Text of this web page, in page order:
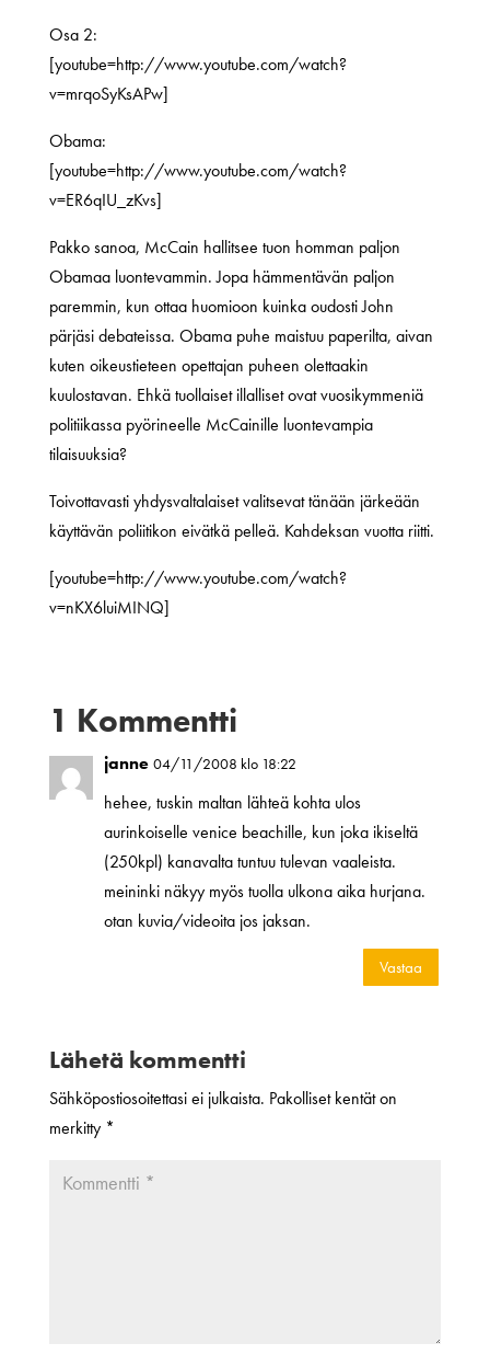
Osa 2:
[youtube=http://www.youtube.com/watch?
v=mrqoSyKsAPw]
Obama:
[youtube=http://www.youtube.com/watch?
v=ER6qIU_zKvs]
Pakko sanoa, McCain hallitsee tuon homman paljon
Obamaa luontevammin. Jopa hämmentävän paljon
paremmin, kun ottaa huomioon kuinka oudosti John
pärjäsi debateissa. Obama puhe maistuu paperilta, aivan
kuten oikeustieteen opettajan puheen olettaakin
kuulostavan. Ehkä tuollaiset illalliset ovat vuosikymmeniä
politiikassa pyörineelle McCainille luontevampia
tilaisuuksia?
Toivottavasti yhdysvaltalaiset valitsevat tänään järkeään
käyttävän poliitikon eivätkä pelleä. Kahdeksan vuotta riitti.
[youtube=http://www.youtube.com/watch?
v=nKX6luiMINQ]
1 Kommentti
janne 04/11/2008 klo 18:22
hehee, tuskin maltan lähteä kohta ulos
aurinkoiselle venice beachille, kun joka ikiseltä
(250kpl) kanavalta tuntuu tulevan vaaleista.
meininki näkyy myös tuolla ulkona aika hurjana.
otan kuvia/videoita jos jaksan.
Vastaa
Lähetä kommentti
Sähköpostiosoitettasi ei julkaista. Pakolliset kentät on
merkitty *